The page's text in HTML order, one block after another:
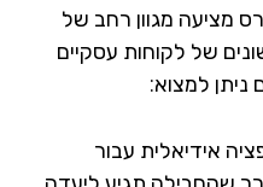
מגוון רחב של
לקוחות עסקיים
למצוא:
עבור